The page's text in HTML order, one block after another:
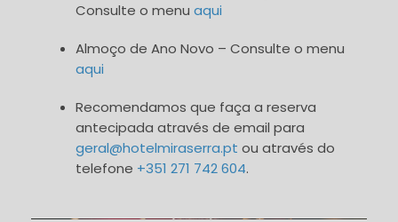
Consulte o menu aqui
Almoço de Ano Novo – Consulte o menu
aqui
Recomendamos que faça a reserva
antecipada através de email para
geral@hotelmiraserra.pt ou através do
telefone +351 271 742 604.